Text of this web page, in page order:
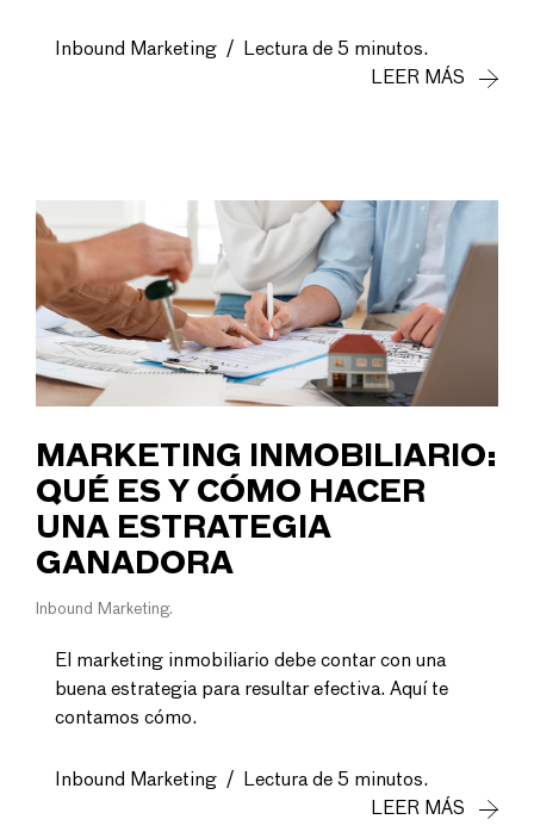
Inbound Marketing /
Lectura de 5 minutos.
LEER MÁS
MARKETING INMOBILIARIO:
QUÉ ES Y CÓMO HACER
UNA ESTRATEGIA
GANADORA
Inbound Marketing
El marketing inmobiliario debe contar con una
buena estrategia para resultar efectiva. Aquí te
contamos cómo.
Inbound Marketing /
Lectura de 5 minutos.
LEER MÁS